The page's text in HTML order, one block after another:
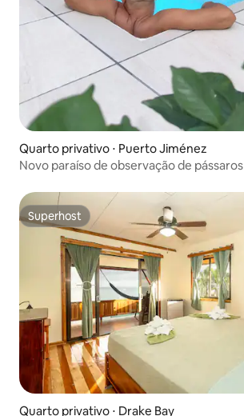
Quarto privativo ⋅ Puerto Jiménez
Novo paraíso de observação de pássaros
Superhost
Superhost
Quarto privativo ⋅ Drake Bay